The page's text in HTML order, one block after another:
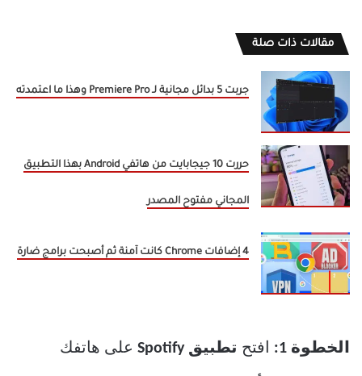
مقالات ذات صلة
جربت 5 بدائل مجانية لـ Premiere Pro وهذا ما اعتمدته
حررت 10 جيجابايت من هاتفي Android بهذا التطبيق
المجاني مفتوح المصدر
4 إضافات Chrome كانت آمنة ثم أصبحت برامج ضارة
الخطوة 1: افتح تطبيق Spotify على هاتفك